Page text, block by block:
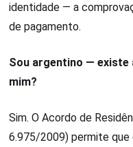
identidade — a
de pagamento.
Sou argentino — existe
mim?
Sim. O Acordo de
6.975/2009) permite que